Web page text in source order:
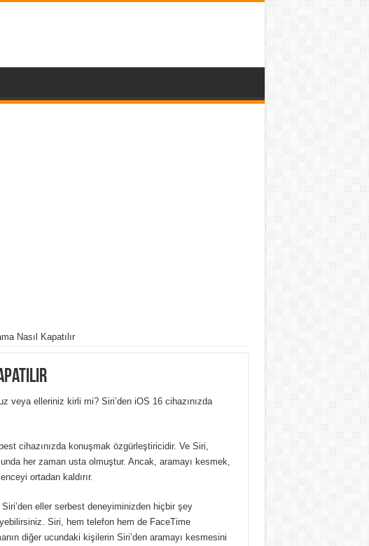
Nasıl Kapatılır
veya elleriniz kirli mi? Siri’den iOS 16 cihazınızda
cihazınızda konuşmak özgürleştiricidir. Ve Siri,
her zaman usta olmuştur. Ancak, aramayı kesmek,
ortadan kaldırır.
Siri’den eller serbest deneyiminizden hiçbir şey
Siri, hem telefon hem de FaceTime
diğer ucundaki kişilerin Siri’den aramayı kesmesini